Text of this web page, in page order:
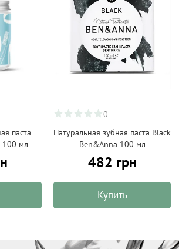
паста
100 мл
0
Натуральная зубная паста Black
Ben&Anna 100 мл
482 грн
Купить